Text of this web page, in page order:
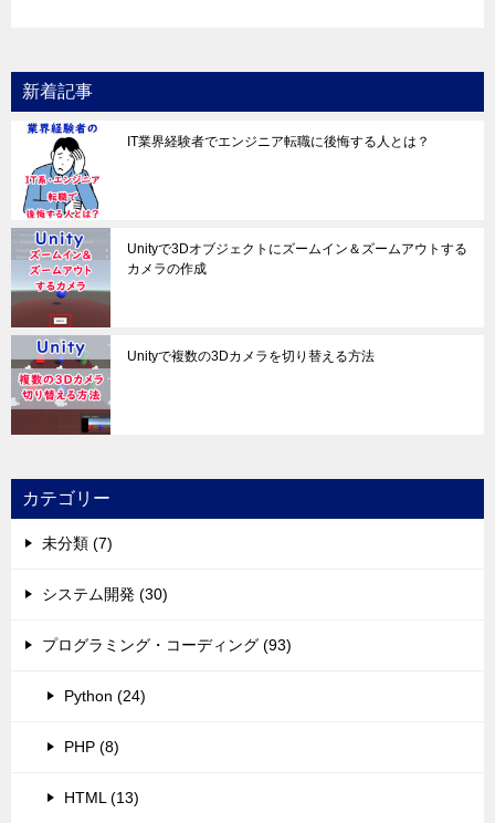
新着記事
IT業界経験者でエンジニア転職に後悔する人とは？
Unityで3Dオブジェクトにズームイン＆ズームアウトする
カメラの作成
Unityで複数の3Dカメラを切り替える方法
カテゴリー
未分類 (7)
システム開発 (30)
プログラミング・コーディング (93)
Python (24)
PHP (8)
HTML (13)